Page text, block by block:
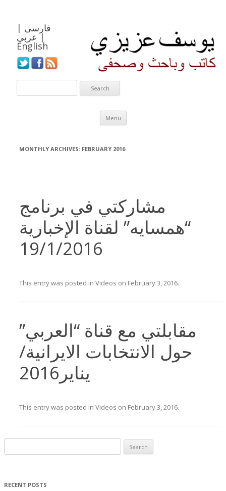
فارسی |
عربي |
English
Menu
Skip to content
MONTHLY ARCHIVES: FEBRUARY 2016
مشاركتي في برنامج
“همسايه” لقناة الإخبارية
19/1/2016
This entry was posted in Videos on February 3, 2016.
مقابلتي مع قناة “العربي”
حول الانتخابات الايرانية/
يناير2016
This entry was posted in Videos on February 3, 2016.
RECENT POSTS